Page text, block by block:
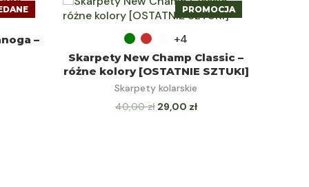
–
PROMOCJA
WYBIERZ OPCJE
+4
Skarpety New Champ Classic –
różne kolory [OSTATNIE SZTUKI]
Skarpety kolarskie
40,00zł 29,00 zł